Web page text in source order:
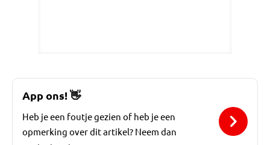
App ons!👋
Heb je een foutje gezien of heb je een
opmerking over dit artikel? Neem dan